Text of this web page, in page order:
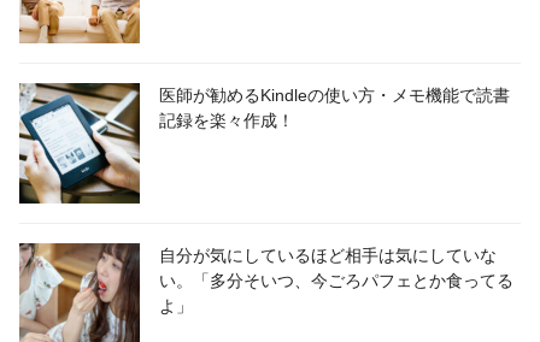
医師が勧めるKindleの使い方・メモ機能で読書
記録を楽々作成！
自分が気にしているほど相手は気にしていな
い。「多分そいつ、今ごろパフェとか食ってる
よ」